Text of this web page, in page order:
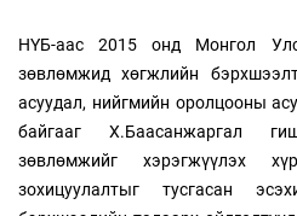
НҮБ-аас 2015 онд Монгол
зөвлөмжид хөгжлийн
асуудал, нийгмийн оролцооны
байгааг Х.Баасанжаргал
зөвлөмжийг хэрэгжүүлэх
зохицуулалтыг тусгасан